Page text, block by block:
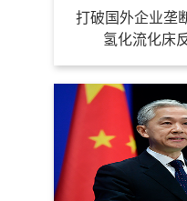
打破国外企业垄
氢化流化床